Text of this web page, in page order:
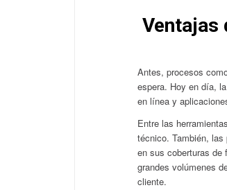
Ventajas
Antes, procesos
espera. Hoy en día, la
en línea y
Entre las
técnico. También,
en sus coberturas de
grandes volúmenes
cliente.